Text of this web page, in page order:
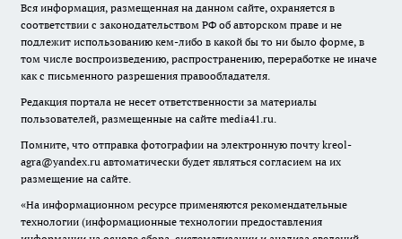
Вся информация, размещенная на данном сайте, охраняется в
соответствии с законодательством РФ об авторском праве и не
подлежит использованию кем-либо в какой бы то ни было форме, в
том числе воспроизведению, распространению, переработке не иначе
как с письменного разрешения правообладателя.
Редакция портала не несет ответственности за материалы
пользователей, размещенные на сайте media41.ru.
Помните, что отправка фотографии на электронную почту kreol-
agra@yandex.ru автоматически будет являться согласием на их
размещение на сайте.
«На информационном ресурсе применяются рекомендательные
технологии (информационные технологии предоставления